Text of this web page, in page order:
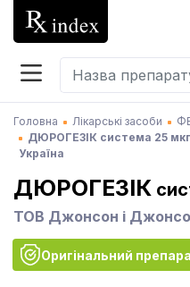
Головна Лікарські засоби
ДЮРОГЕЗІК система 25
Україна
ДЮРОГЕЗІК
ТОВ Джонсон і
Оригінальний